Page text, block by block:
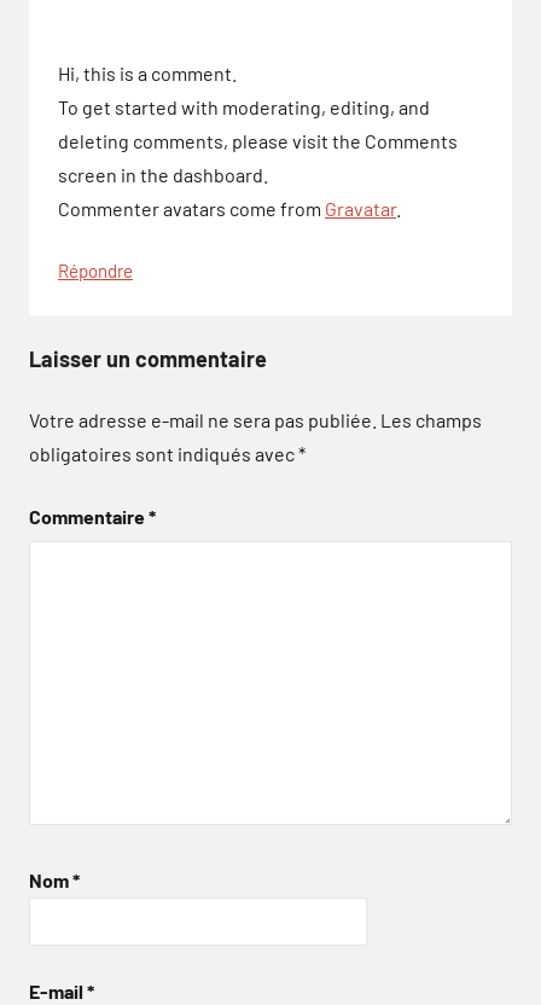
Hi, this is a comment.
To get started with moderating, editing, and
deleting comments, please visit the Comments
screen in the dashboard.
Commenter avatars come from Gravatar.
Répondre
Laisser un commentaire
Votre adresse e-mail ne sera pas publiée. Les champs
obligatoires sont indiqués avec*
Commentaire*
Nom*
E-mail *